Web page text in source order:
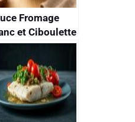
Fromage
et Ciboulette
Facile